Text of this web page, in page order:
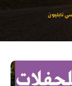
نابليون